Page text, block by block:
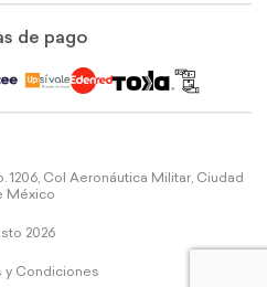
de pago
1206, Col Aeronáutica Militar, Ciudad
México
2026
y Condiciones